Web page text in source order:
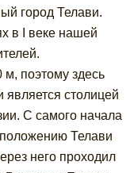
город Телави.
в I веке нашей
м, поэтому здесь
является столицей
С самого начала
Телави
него проходил